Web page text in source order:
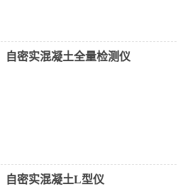
自密实混凝土全量检测仪
自密实混凝土L型仪